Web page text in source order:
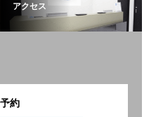
アクセス
約